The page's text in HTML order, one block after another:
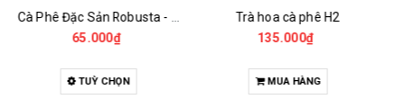
Trà hoa cà phê H2
135.000₫
MUA HÀNG
Đường Que
18.000₫
MUA HÀNG